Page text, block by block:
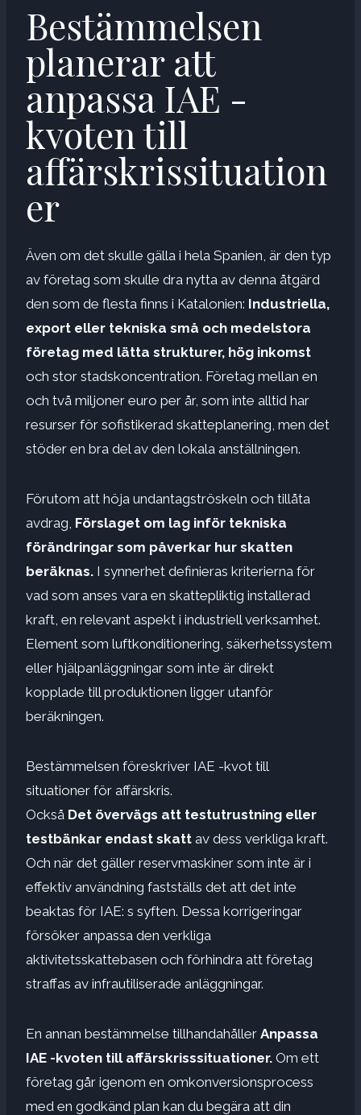
Bestämmelsen
planerar att
anpassa IAE -
kvoten till
affärskrissituation
er
Även om det skulle gälla i hela Spanien, är den typ
av företag som skulle dra nytta av denna åtgärd
den som de flesta finns i Katalonien: Industriella,
export eller tekniska små och medelstora
företag med lätta strukturer, hög inkomst
och stor stadskoncentration. Företag mellan en
och två miljoner euro per år, som inte alltid har
resurser för sofistikerad skatteplanering, men det
stöder en bra del av den lokala anställningen.
Förutom att höja undantagströskeln och tillåta
avdrag, Förslaget om lag inför tekniska
förändringar som påverkar hur skatten
beräknas. I synnerhet definieras kriterierna för
vad som anses vara en skattepliktig installerad
kraft, en relevant aspekt i industriell verksamhet.
Element som luftkonditionering, säkerhetssystem
eller hjälpanläggningar som inte är direkt
kopplade till produktionen ligger utanför
beräkningen.
Bestämmelsen föreskriver IAE -kvot till
situationer för affärskris.
Också Det övervägs att testutrustning eller
testbänkar endast skatt av dess verkliga kraft.
Och när det gäller reservmaskiner som inte är i
effektiv användning fastställs det att det inte
beaktas för IAE: s syften. Dessa korrigeringar
försöker anpassa den verkliga
aktivitetsskattebasen och förhindra att företag
straffas av infrautiliserade anläggningar.
En annan bestämmelse tillhandahåller Anpassa
IAE -kvoten till affärskrisssituationer. Om ett
företag går igenom en omkonversionsprocess
med en godkänd plan kan du begära att din